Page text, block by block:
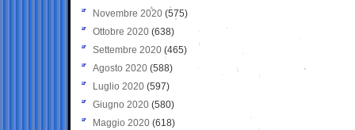
Novembre 2020 (575)
Ottobre 2020 (638)
Settembre 2020(465)
Agosto 2020 (588)
Luglio 2020 (597)
Giugno 2020 (580)
Maggio 2020 (618)